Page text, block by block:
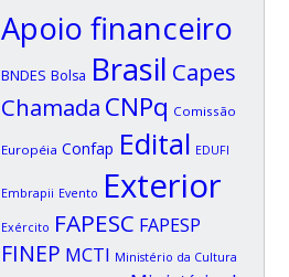
Apoio financeiro
BNDES Bolsa Brasil Capes
Chamada CNPq Comissão
Européia Confap Edital EDUFI
Embrapii Evento Exterior
Exército FAPESC FAPESP
FINEP MCTI Ministério da Cultura